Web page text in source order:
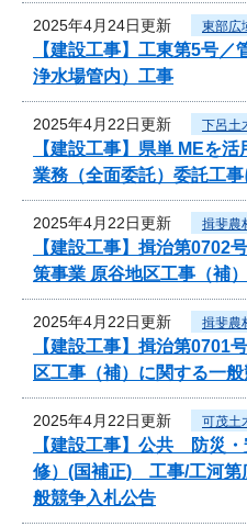
2025年4月24日更新 東部広
【建設工事】工東第5号／
浄水場管内）工事
2025年4月22日更新 下呂土
【建設工事】県単 MEを
業務（全面委託）委託工
2025年4月22日更新 揖斐農
【建設工事】揖治第0702
策事業 原谷地区工事（補
2025年4月22日更新 揖斐農
【建設工事】揖治第0701
区工事（補）に関する一
2025年4月22日更新 可茂土
【建設工事】公共 防災
修）(国補正) 工事/工河第
般競争入札公告